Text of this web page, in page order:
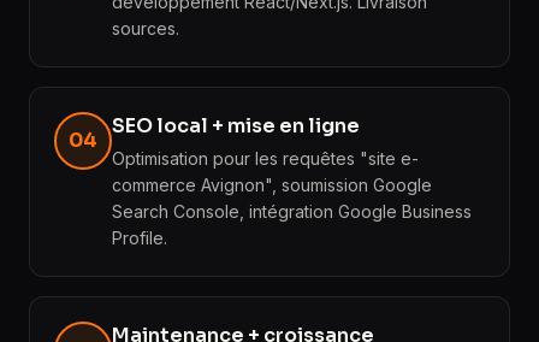
sources.
04
SEO local + mise en ligne
Optimisation pour les requêtes "site e-
commerce Avignon", soumission Google
Search Console, intégration Google Business
Profile.
Maintenance + croissance